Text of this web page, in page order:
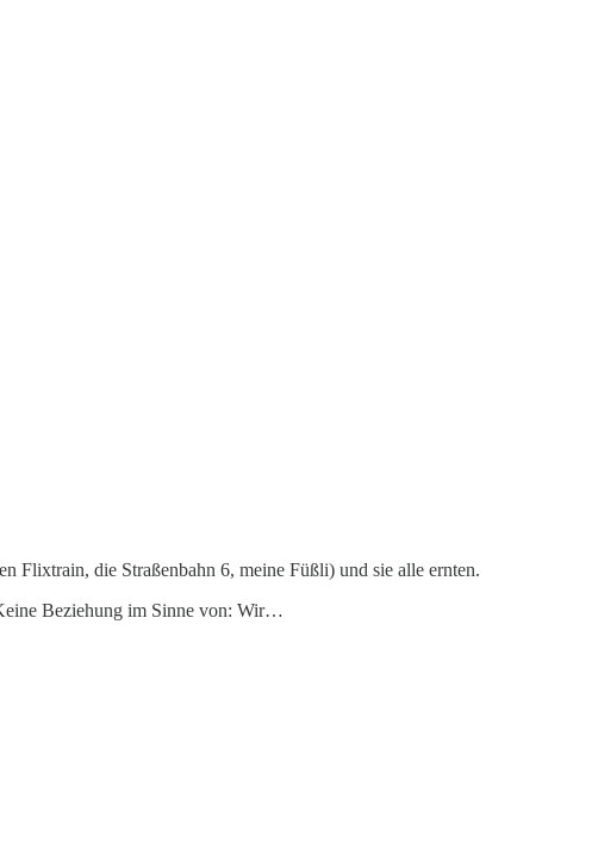
Flixtrain, die Straßenbahn 6, meine Füßli) und sie alle ernten.
Beziehung im Sinne von: Wir…